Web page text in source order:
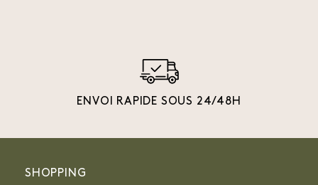
ENVOI RAPIDE SOUS 24/48H
SHOPPING